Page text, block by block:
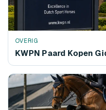
OVERIG
KWPN Paard Kopen